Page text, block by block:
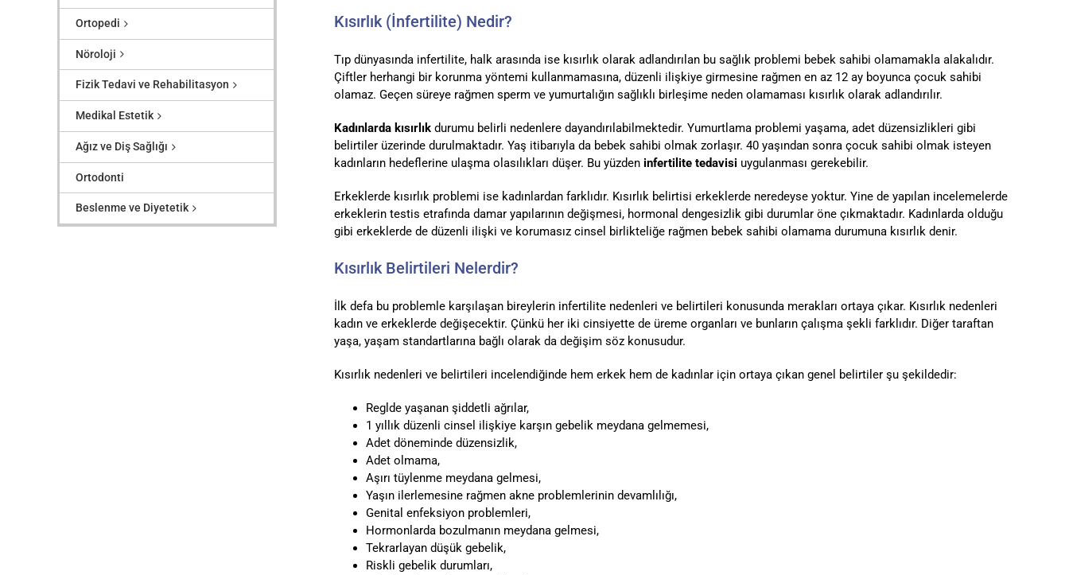
Kısırlık (İnfertilite) Nedir?
Tıp dünyasında infertilite, halk arasında ise kısırlık olarak adlandırılan bu sağlık problemi bebek sahibi olamamakla alakalıdır.
Çiftler herhangi bir korunma yöntemi kullanmamasına, düzenli ilişkiye girmesine rağmen en az 12 ay boyunca çocuk sahibi
olamaz. Geçen süreye rağmen sperm ve yumurtalığın sağlıklı birleşime neden olamaması kısırlık olarak adlandırılır.
Kadınlarda kısırlıkdurumu belirli nedenlere dayandırılabilmektedir. Yumurtlama problemi yaşama, adet düzensizlikleri gibi
belirtiler üzerinde durulmaktadır. Yaş itibarıyla da bebek sahibi olmak zorlaşır. 40 yaşından sonra çocuk sahibi olmak isteyen
kadınların hedeflerine ulaşma olasılıkları düşer. Bu yüzden infertilite tedavisi uygulanması gerekebilir.
Erkeklerde kısırlık problemi ise kadınlardan farklıdır. Kısırlık belirtisi erkeklerde neredeyse yoktur. Yine de yapılan incelemelerde
erkeklerin testis etrafında damar yapılarının değişmesi, hormonal dengesizlik gibi durumlar öne çıkmaktadır. Kadınlarda olduğu
gibi erkeklerde de düzenli ilişki ve korumasız cinsel birlikteliğe rağmen bebek sahibi olamama durumuna kısırlık denir.
Kısırlık Belirtileri Nelerdir?
İlk defa bu problemle karşılaşan bireylerin infertilite nedenleri ve belirtileri konusunda merakları ortaya çıkar. Kısırlık nedenleri
kadın ve erkeklerde değişecektir. Çünkü her iki cinsiyette de üreme organları ve bunların çalışma şekli farklıdır. Diğer taraftan
yaşa, yaşam standartlarına bağlı olarak da değişim söz konusudur.
Kısırlık nedenleri ve belirtileri incelendiğinde hem erkek hem de kadınlar için ortaya çıkan genel belirtiler şu şekildedir:
Reglde yaşanan şiddetli ağrılar,
1 yıllık düzenli cinsel ilişkiye karşın gebelik meydana gelmemesi,
Adet döneminde düzensizlik,
Adet olmama,
Aşırı tüylenme meydana gelmesi,
Yaşın ilerlemesine rağmen akne problemlerinin devamlılığı,
Genital enfeksiyon problemleri,
Hormonlarda bozulmanın meydana gelmesi,
Tekrarlayan düşük gebelik,
Riskli gebelik durumları,
Ortopedi
Nöroloji
Fizik Tedavi ve Rehabilitasyon
Medikal Estetik
Ağız ve Diş Sağlığı
Ortodonti
Beslenme ve Diyetetik